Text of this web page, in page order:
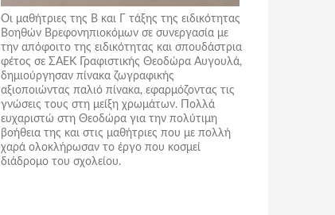
Οι μαθήτριες της Β και Γ τάξης της ειδικότητας
Βοηθών Βρεφονηπιοκόμων σε συνεργασία με
την απόφοιτο της ειδικότητας και σπουδάστρια
φέτος σε ΣΑΕΚ Γραφιστικής Θεοδώρα Αυγουλά,
δημιούργησαν πίνακα ζωγραφικής
αξιοποιώντας παλιό πίνακα, εφαρμόζοντας τις
γνώσεις τους στη μείξη χρωμάτων. Πολλά
ευχαριστώ στη Θεοδώρα για την πολύτιμη
βοήθεια της και στις μαθήτριες που με πολλή
χαρά ολοκλήρωσαν το έργο που κοσμεί
διάδρομο του σχολείου.